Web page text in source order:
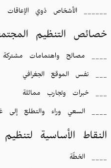
______ الأشخاص ذوي الإعاقات
خصائص التنظيم
____ مصالح واهتمامات مشتركة
___ نفس الموقع الجغرافي
___ خبرات وتجارب مماثلة
____ السعي وراء والتطلع إلى
النقاط الأساسية
____ الخطّة